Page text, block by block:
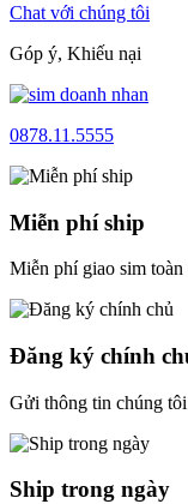
Chat với chúng tôi
Góp ý, Khiếu nại
0878.11.5555
Miễn phí ship
Miễn phí giao sim toàn
Đăng ký chính
Gửi thông tin chúng
Ship trong ngày